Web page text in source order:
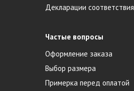
Декларации соответствия
Частые вопросы
Оформление заказа
Выбор размера
Примерка перед оплатой